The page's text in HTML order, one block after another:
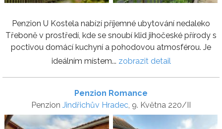
Penzion U Kostela nabízí příjemné ubytování nedaleko
Třeboně v prostředí, kde se snoubí klid jihočeské přírody s
poctivou domácí kuchyní a pohodovou atmosférou. Je
ideálním místem... zobrazit detail
Penzion Romance
Penzion Jindřichův Hradec, 9. Května 220/II